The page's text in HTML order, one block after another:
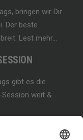
bringen wir Dir
Der beste
Lest mehr…
gibt es die
weit &